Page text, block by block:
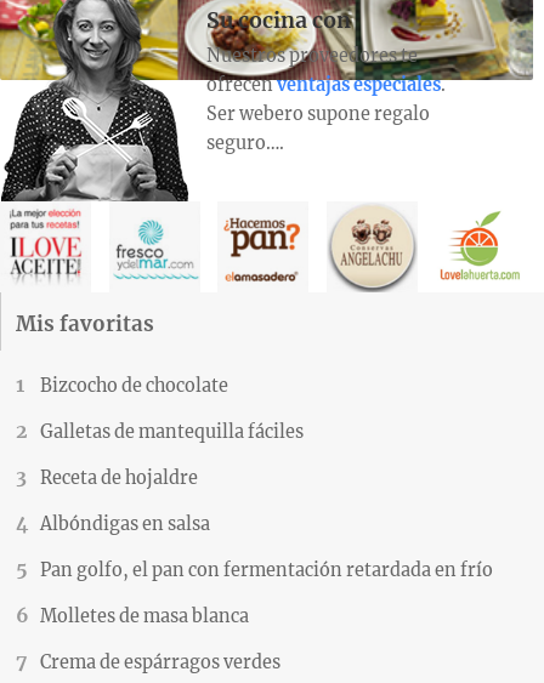
Su cocina con
Nuestros proveedores te
ofrecenventajas especiales.
Ser webero supone regalo
seguro….
Mis favoritas
Bizcocho de chocolate
Galletas de mantequilla fáciles
Receta de hojaldre
Albóndigas en salsa
Pan golfo, el pan con fermentación retardada en frío
Molletes de masa blanca
Crema de espárragos verdes